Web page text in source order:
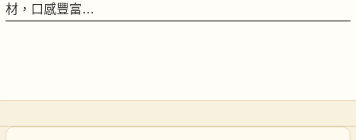
材，口感豐富…